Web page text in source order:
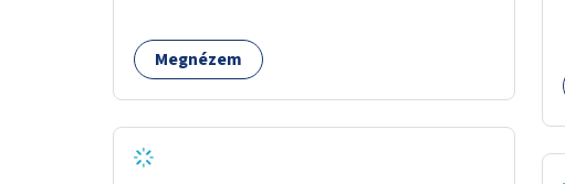
arra, hogy a közösség tagjai is segítsenek
egymásnak, megosszák tudásukat.
Megnézem